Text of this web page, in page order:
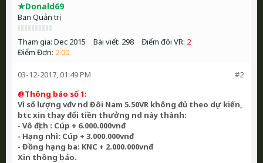
★Donald69
Ban Quản trị
Tham gia: Dec 2015 Bài viết: 298 Điểm đôi VR: 2
Điểm Đơn: 2.00
#2
03-12-2017, 01:49 PM
@Thông báo số 1:
Vì số lượng vđv nd Đôi Nam 5.50VR không đủ theo dự kiến,
btc xin thay đổi tiền thưởng nd này thành:
- Vô địch : Cúp + 6.000.000vnđ
- Hạng nhì: Cúp + 3.000.000vnđ
- Đồng hạng ba: KNC + 2.000.000vnđ
Xin thông báo.